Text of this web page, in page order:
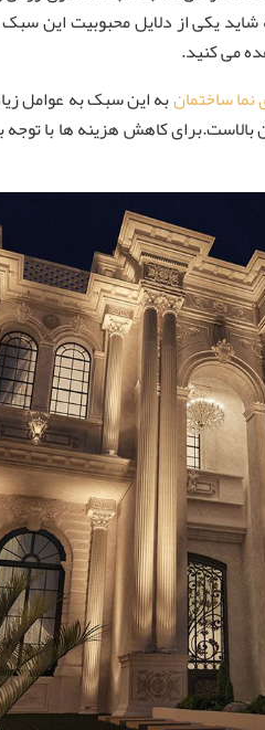
یکی از دلایل محبوبیت این سبک
می کنید.
نما ساختمانبه این سبک به عوامل
کاهش هزینه ها با توجه